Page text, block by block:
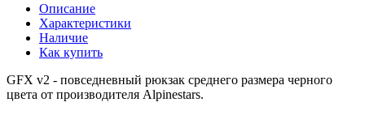
Описание
Характеристики
Наличие
Как купить
GFX v2 - повседневный рюкзак среднего размера черного
цвета от производителя Alpinestars.